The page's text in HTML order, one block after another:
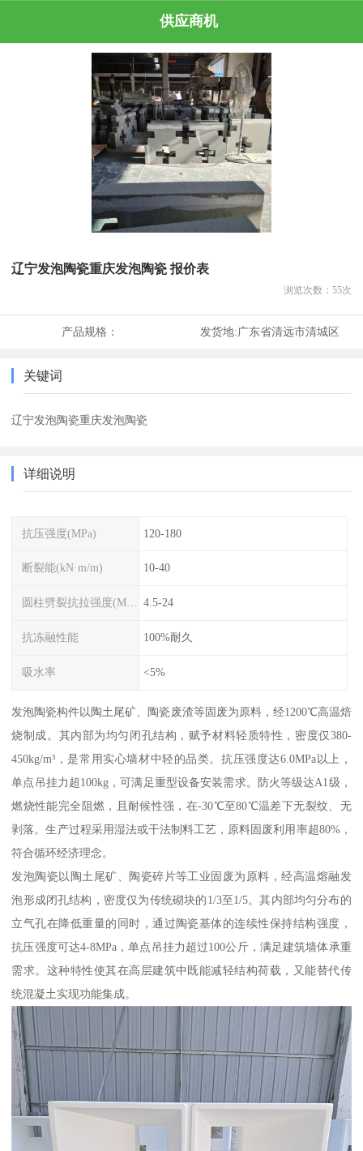
供应商机
辽宁发泡陶瓷重庆发泡陶瓷 报价表
浏览次数： 55次
产品规格： 发货地:广东省清远市清城区
关键词
辽宁发泡陶瓷重庆发泡陶瓷
详细说明
抗压强度(MPa) 120-180
断裂能(kN·m/m) 10-40
圆柱劈裂抗拉强度(MPa) 4.5-24
抗冻融性能 100%耐久
吸水率 <5%
发泡陶瓷构件以陶土尾矿、陶瓷废渣等固废为原料，经1200℃高温焙
烧制成。其内部为均匀闭孔结构，赋予材料轻质特性，密度仅380-
450kg/m³，是常用实心墙材中轻的品类。抗压强度达6.0MPa以上，
单点吊挂力超100kg，可满足重型设备安装需求。防火等级达A1级，
燃烧性能完全阻燃，且耐候性强，在-30℃至80℃温差下无裂纹、无
剥落。生产过程采用湿法或干法制料工艺，原料固废利用率超80%，
符合循环经济理念。
发泡陶瓷以陶土尾矿、陶瓷碎片等工业固废为原料，经高温熔融发
泡形成闭孔结构，密度仅为传统砌块的1/3至1/5。其内部均匀分布的
立气孔在降低重量的同时，通过陶瓷基体的连续性保持结构强度，
抗压强度可达4-8MPa，单点吊挂力超过100公斤，满足建筑墙体承重
需求。这种特性使其在高层建筑中既能减轻结构荷载，又能替代传
统混凝土实现功能集成。